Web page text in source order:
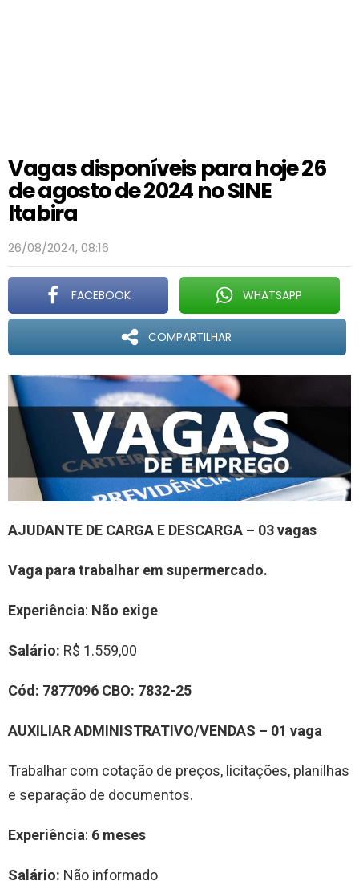
Vagas disponíveis para hoje 26
de agosto de 2024 no SINE
Itabira
26/08/2024, 08:16
FACEBOOK WHATSAPP
COMPARTILHAR
AJUDANTE DE CARGA E DESCARGA – 03 vagas
Vaga para trabalhar em supermercado.
Experiência: Não exige
Salário: R$ 1.559,00
Cód: 7877096 CBO: 7832-25
AUXILIAR ADMINISTRATIVO/VENDAS – 01 vaga
Trabalhar com cotação de preços, licitações, planilhas
e separação de documentos.
Experiência: 6 meses
Salário: Não informado